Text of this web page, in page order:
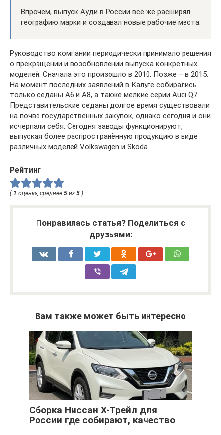
Впрочем, выпуск Ауди в России всё же расширял
географию марки и создавал новые рабочие места.
Руководство компании периодически принимало решения
о прекращении и возобновлении выпуска конкретных
моделей. Сначала это произошло в 2010. Позже – в 2015.
На момент последних заявлений в Калуге собирались
только седаны A6 и A8, а также мелкие серии Audi Q7.
Представительские седаны долгое время существовали
на почве государственных закупок, однако сегодня и они
исчерпали себя. Сегодня заводы функционируют,
выпуская более распространённую продукцию в виде
различных моделей Volkswagen и Skoda.
Рейтинг
( 1 оценка, среднее 5 из 5 )
Понравилась статья? Поделиться с
друзьями:
Вам также может быть интересно
Сборка Ниссан Х-Трейл для
России где собирают, качество